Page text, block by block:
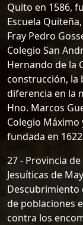
Quito en 1586,
Escuela
Fray Pedro
Colegio San
Hernando de la
construcción, la
diferencia en la
Hno. Marcos
Colegio Máximo
fundada en
27 - Provincia
Jesuíticas de
Descubrimiento
de poblaciones
contra los